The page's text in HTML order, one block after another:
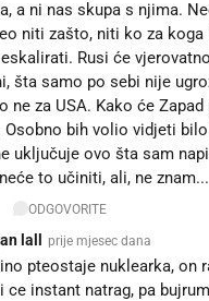
a ni nas skupa s njima.
niti zašto, niti ko za koga
Rusi će
šta samo po sebi nije
ne za USA. Kako će
Osobno bih volio vidjeti
uključuje ovo šta sam
to učiniti, ali, ne
ODGOVORITE
lall prije mjesec dana
pteostaje nuklearka, on
ce instant natrag, pa